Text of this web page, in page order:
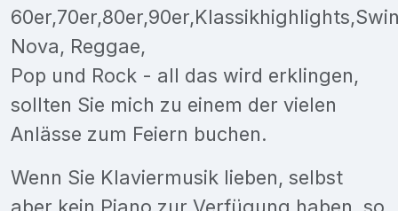
Nova, Reggae,
Pop und Rock - all das wird erklingen,
sollten Sie mich zu einem der vielen
Anlässe zum Feiern buchen.
Wenn Sie Klaviermusik lieben, selbst
aber kein Piano zur Verfügung haben, so